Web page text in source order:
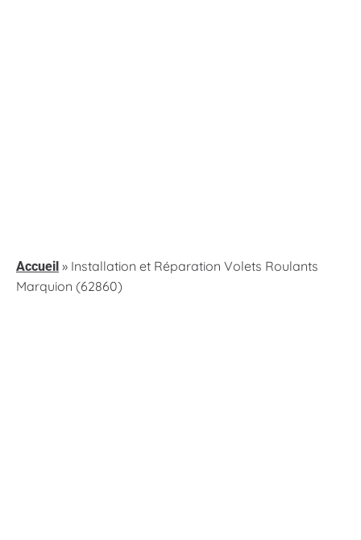
Accueil » Installation et Réparation Volets Roulants
Marquion (62860)